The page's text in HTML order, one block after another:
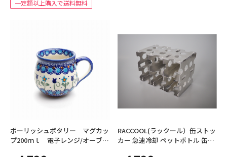
一定額以上購入で送料無料
ポーリッシュポタリー マグカッ
プ200ｍｌ 電子レンジ/オーブ
RACCOOL(ラックール）缶ストッ
カー 急速冷却 ペットボトル 缶ビ